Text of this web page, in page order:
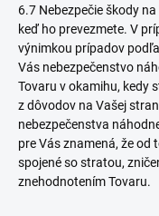
6.7 Nebezpečie škody
keď ho prevezmete. V
výnimkou prípadov
Vás nebezpečenstvo
Tovaru v okamihu, kedy
z dôvodov na Vašej
nebezpečenstva
pre Vás znamená, že od
spojené so stratou,
znehodnotením Tovaru.